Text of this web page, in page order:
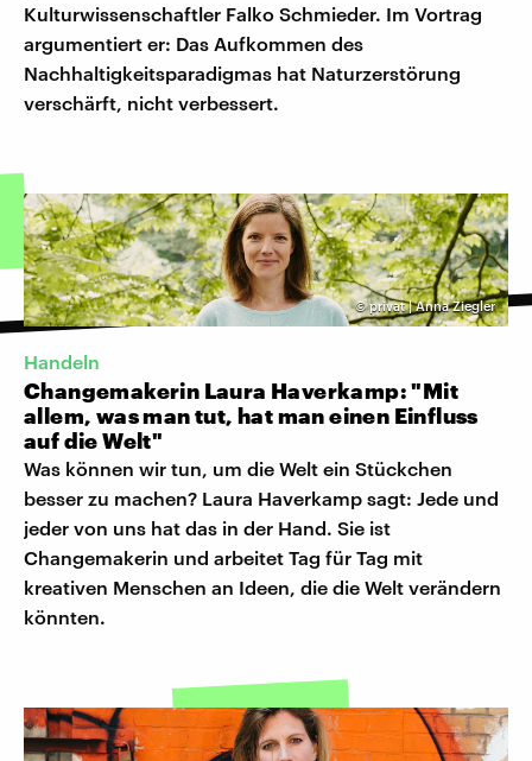
Kulturwissenschaftler Falko Schmieder. Im Vortrag
argumentiert er: Das Aufkommen des
Nachhaltigkeitsparadigmas hat Naturzerstörung
verschärft, nicht verbessert.
©privat | Anna Ziegler
Handeln
Changemakerin Laura Haverkamp: "Mit
allem, was man tut, hat man einen Einfluss
auf die Welt"
Was können wir tun, um die Welt ein Stückchen
besser zu machen? Laura Haverkamp sagt: Jede und
jeder von uns hat das in der Hand. Sie ist
Changemakerin und arbeitet Tag für Tag mit
kreativen Menschen an Ideen, die die Welt verändern
könnten.